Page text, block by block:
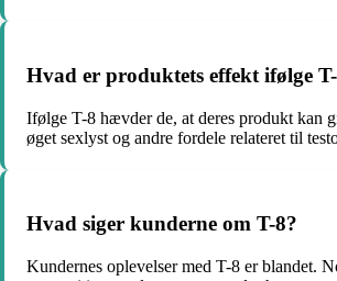
Hvad er produktets effekt ifølge
Ifølge T-8 hævder de, at deres produkt kan
øget sexlyst og andre fordele relateret til
Hvad siger kunderne om T-8?
Kundernes oplevelser med T-8 er blandet.